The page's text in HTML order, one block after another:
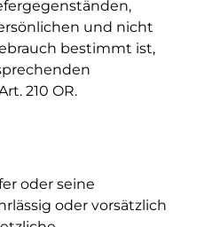
und nicht
bestimmt ist,
210 OR.
oder seine
oder vorsätzlich